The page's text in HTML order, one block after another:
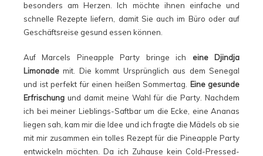
besonders am Herzen. Ich möchte ihnen einfache und
schnelle Rezepte liefern, damit Sie auch im Büro oder auf
Geschäftsreise gesund essen können.
Auf Marcels Pineapple Party bringe ich eine Djindja
Limonade mit. Die kommt Ursprünglich aus dem Senegal
und ist perfekt für einen heißen Sommertag. Eine gesunde
Erfrischung und damit meine Wahl für die Party. Nachdem
ich bei meiner Lieblings-Saftbar um die Ecke, eine Ananas
liegen sah, kam mir die Idee und ich fragte die Mädels ob sie
mit mir zusammen ein tolles Rezept für die Pineapple Party
entwickeln möchten. Da ich Zuhause kein Cold-Pressed-